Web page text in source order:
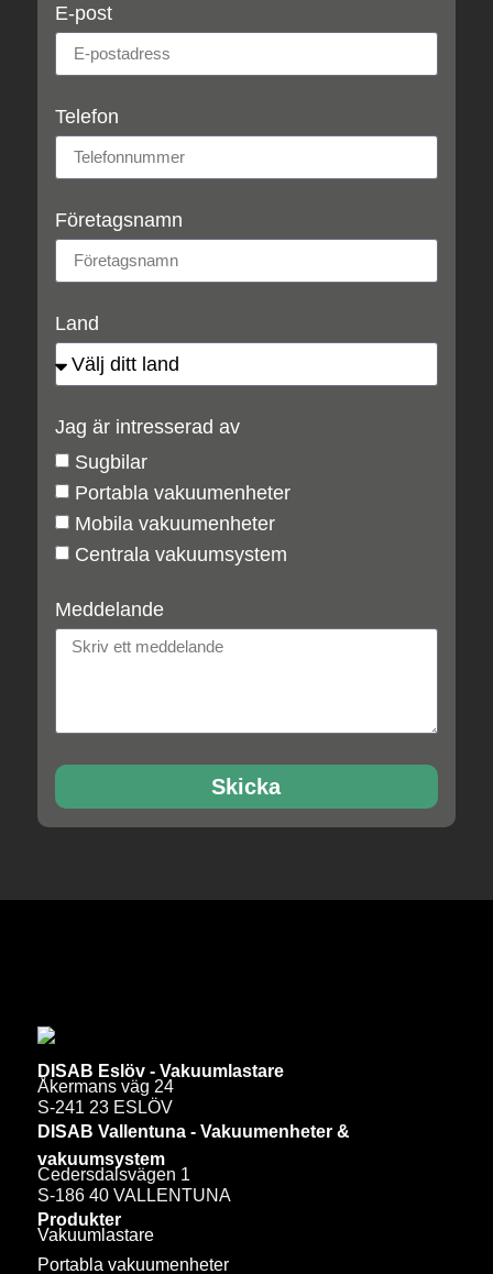
E-post
Telefon
Företagsnamn
Land
Jag är intresserad av
Sugbilar
Portabla vakuumenheter
Mobila vakuumenheter
Centrala vakuumsystem
Meddelande
Skicka
DISAB Eslöv - Vakuumlastare
Åkermans väg 24
S-241 23 ESLÖV
DISAB Vallentuna - Vakuumenheter &
vakuumsystem
Cedersdalsvägen 1
S-186 40 VALLENTUNA
Produkter
Vakuumlastare
Portabla vakuumenheter